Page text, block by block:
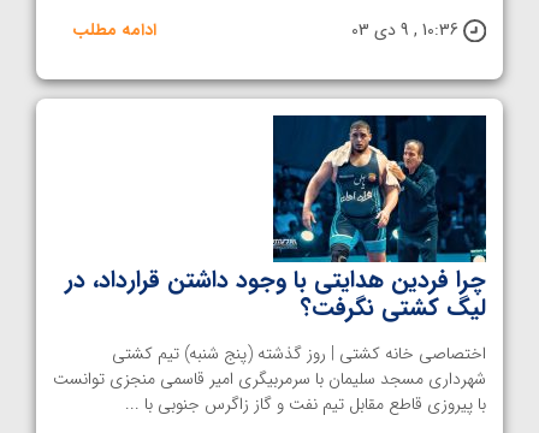
10:36 , 9 دی 03
ادامه مطلب
چرا فردین هدایتی با وجود داشتن قرارداد، در
لیگ کشتی نگرفت؟
اختصاصی خانه کشتی | روز گذشته (پنج شنبه) تیم کشتی
شهرداری مسجد سلیمان با سرمربیگری امیر قاسمی منجزی توانست
با پیروزی قاطع مقابل تیم نفت و گاز زاگرس جنوبی با ...